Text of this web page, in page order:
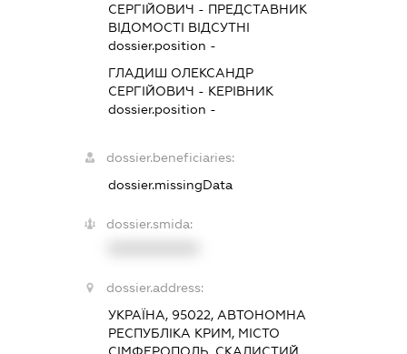
СЕРГІЙОВИЧ - ПРЕДСТАВНИК
ВІДОМОСТІ ВІДСУТНІ
dossier.position -
ГЛАДИШ ОЛЕКСАНДР
СЕРГІЙОВИЧ - КЕРІВНИК
dossier.position -
dossier.beneficiaries:
dossier.missingData
dossier.smida:
dossier.address:
УКРАЇНА, 95022, АВТОНОМНА
РЕСПУБЛІКА КРИМ, МІСТО